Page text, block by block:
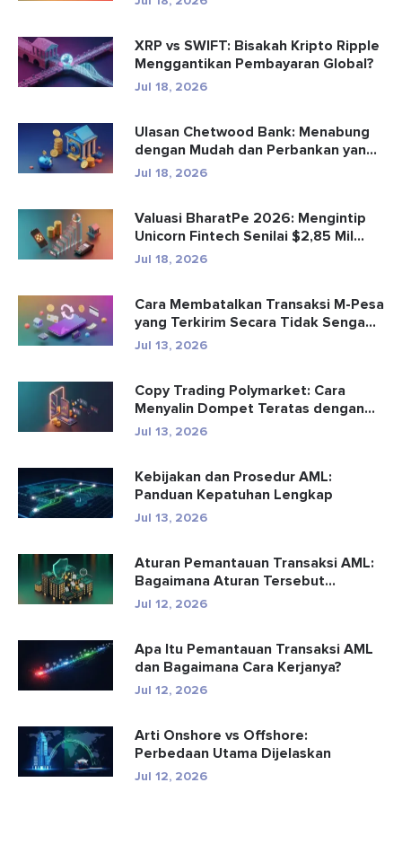
XRP vs SWIFT: Bisakah Kripto Ripple
Menggantikan Pembayaran Global?
Jul 18, 2026
Ulasan Chetwood Bank: Menabung
dengan Mudah dan Perbankan yang
Aman
Jul 18, 2026
Valuasi BharatPe 2026: Mengintip
Unicorn Fintech Senilai $2,85 Mil...
Jul 18, 2026
Cara Membatalkan Transaksi M-Pesa
yang Terkirim Secara Tidak Senga...
Jul 13, 2026
Copy Trading Polymarket: Cara
Menyalin Dompet Teratas dengan
Aman
Jul 13, 2026
Kebijakan dan Prosedur AML:
Panduan Kepatuhan Lengkap
Jul 13, 2026
Aturan Pemantauan Transaksi AML:
Bagaimana Aturan Tersebut
Mendete...
Jul 12, 2026
Apa Itu Pemantauan Transaksi AML
dan Bagaimana Cara Kerjanya?
Jul 12, 2026
Arti Onshore vs Offshore:
Perbedaan Utama Dijelaskan
Jul 12, 2026